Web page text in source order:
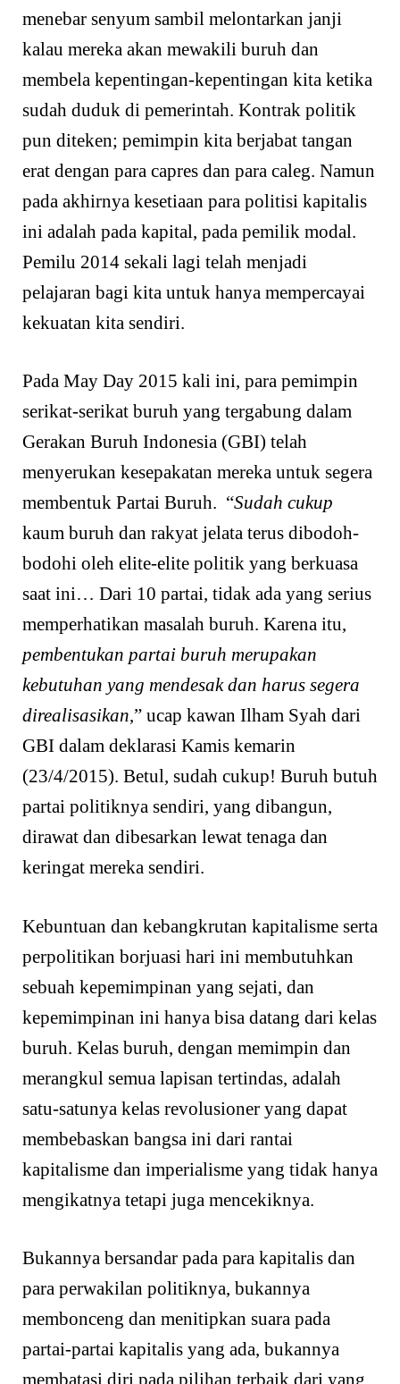
menebar senyum sambil melontarkan janji
kalau mereka akan mewakili buruh dan
membela kepentingan-kepentingan kita ketika
sudah duduk di pemerintah. Kontrak politik
pun diteken; pemimpin kita berjabat tangan
erat dengan para capres dan para caleg. Namun
pada akhirnya kesetiaan para politisi kapitalis
ini adalah pada kapital, pada pemilik modal.
Pemilu 2014 sekali lagi telah menjadi
pelajaran bagi kita untuk hanya mempercayai
kekuatan kita sendiri.
Pada May Day 2015 kali ini, para pemimpin
serikat-serikat buruh yang tergabung dalam
Gerakan Buruh Indonesia (GBI) telah
menyerukan kesepakatan mereka untuk segera
membentuk Partai Buruh. “Sudah cukup
kaum buruh dan rakyat jelata terus dibodoh-
bodohi oleh elite-elite politik yang berkuasa
saat ini… Dari 10 partai, tidak ada yang serius
memperhatikan masalah buruh. Karena itu,
pembentukan partai buruh merupakan
kebutuhan yang mendesak dan harus segera
direalisasikan,” ucap kawan Ilham Syah dari
GBI dalam deklarasi Kamis kemarin
(23/4/2015). Betul, sudah cukup! Buruh butuh
partai politiknya sendiri, yang dibangun,
dirawat dan dibesarkan lewat tenaga dan
keringat mereka sendiri.
Kebuntuan dan kebangkrutan kapitalisme serta
perpolitikan borjuasi hari ini membutuhkan
sebuah kepemimpinan yang sejati, dan
kepemimpinan ini hanya bisa datang dari kelas
buruh. Kelas buruh, dengan memimpin dan
merangkul semua lapisan tertindas, adalah
satu-satunya kelas revolusioner yang dapat
membebaskan bangsa ini dari rantai
kapitalisme dan imperialisme yang tidak hanya
mengikatnya tetapi juga mencekiknya.
Bukannya bersandar pada para kapitalis dan
para perwakilan politiknya, bukannya
membonceng dan menitipkan suara pada
partai-partai kapitalis yang ada, bukannya